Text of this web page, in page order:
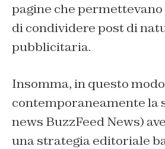
pagine che
di condividere post di
pubblicitaria.
Insomma, in questo
contemporaneamente la
news BuzzFeed News)
una strategia editoriale